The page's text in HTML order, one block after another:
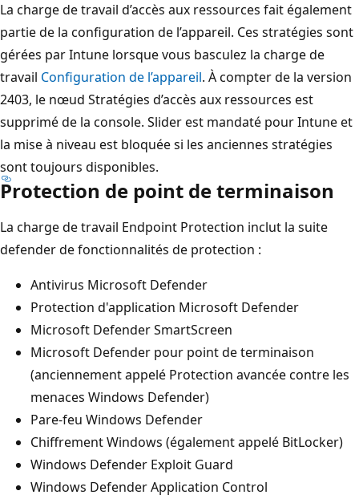
La charge de travail d’accès aux ressources fait également
partie de la configuration de l’appareil. Ces stratégies sont
gérées par Intune lorsque vous basculez la charge de
travail Configuration de l’appareil. À compter de la version
2403, le nœud Stratégies d’accès aux ressources est
supprimé de la console. Slider est mandaté pour Intune et
la mise à niveau est bloquée si les anciennes stratégies
sont toujours disponibles.
Protection de point de terminaison
La charge de travail Endpoint Protection inclut la suite
defender de fonctionnalités de protection :
Antivirus Microsoft Defender
Protection d'application Microsoft Defender
Microsoft Defender SmartScreen
Microsoft Defender pour point de terminaison
(anciennement appelé Protection avancée contre les
menaces Windows Defender)
Pare-feu Windows Defender
Chiffrement Windows (également appelé BitLocker)
Windows Defender Exploit Guard
Windows Defender Application Control